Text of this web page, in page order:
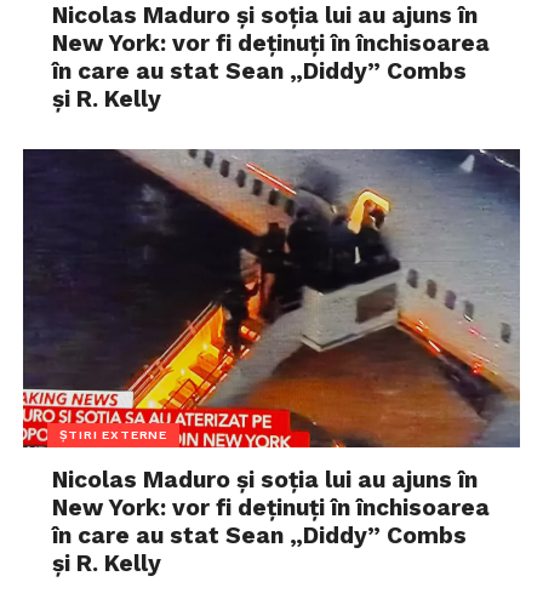
Nicolas Maduro și soția lui au ajuns în
New York: vor fi deținuți în închisoarea
în care au stat Sean „Diddy” Combs
și R. Kelly
ȘTIRI EXTERNE
Nicolas Maduro și soția lui au ajuns în
New York: vor fi deținuți în închisoarea
în care au stat Sean „Diddy” Combs
și R. Kelly